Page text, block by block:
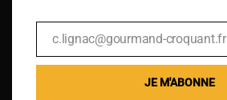
Email
c.lignac@gourmand-croquant.fr
JE M'ABONNE